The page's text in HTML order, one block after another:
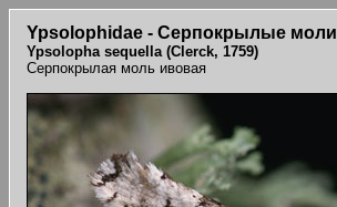
Ypsolophidae - Серпокрылые моли
Ypsolopha sequella (Clerck, 1759)
Серпокрылая моль ивовая